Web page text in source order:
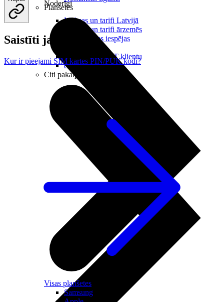
Noderīgi
Maksas un tarifi Latvijā
Maksas un tarifi ārzemēs
LMT Kartes iespējas
Kā kļūt par LMT klientu
eSIM tehnoloģija
Citi pakalpojumi
Planšetes
Visas planšetes
Samsung
Saistīti jautājumi
Kur ir pieejami SIM kartes PIN/PUK kodi?